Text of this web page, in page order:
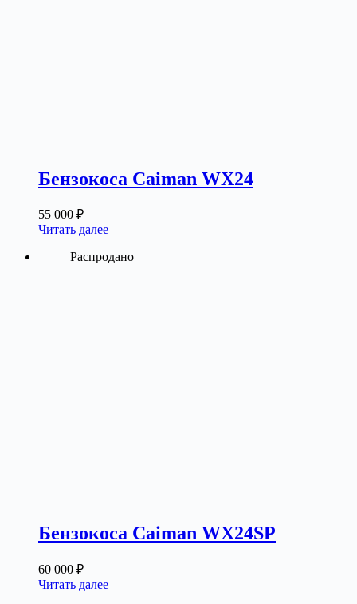
Бензокоса Caiman WX24
55 000 ₽
Читать далее
Распродано
Бензокоса Caiman WX24SP
60 000 ₽
Читать далее